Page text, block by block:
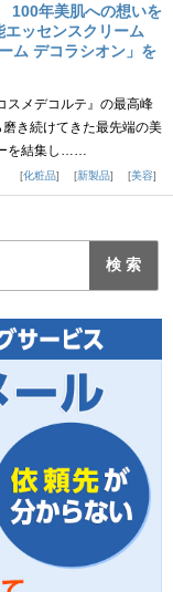
100年美肌への想いを
ッセンスクリーム
ム デコラシオン」を
スメデコルテ』の最高峰
き続けてきた最先端の美
を結集し……
化粧品 新製品 美容